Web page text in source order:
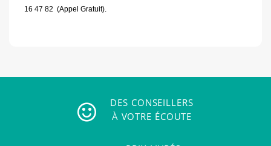
16 47 82 (Appel Gratuit).
DES CONSEILLERS
À VOTRE ÉCOUTE